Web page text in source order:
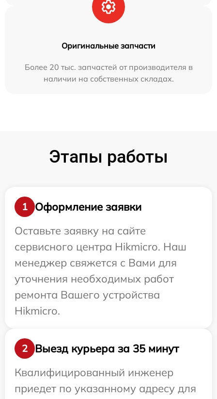
Оригинальные запчасти
Более 20 тыс. запчастей от производителя в
наличии на собственных складах.
Этапы работы
1
Оформление заявки
Оставьте заявку на сайте
сервисного центра Hikmicro. Наш
менеджер свяжется с Вами для
уточнения необходимых работ
ремонта Вашего устройства
Hikmicro.
2
Выезд курьера за 35 минут
Квалифицированный инженер
приедет по указанному адресу для